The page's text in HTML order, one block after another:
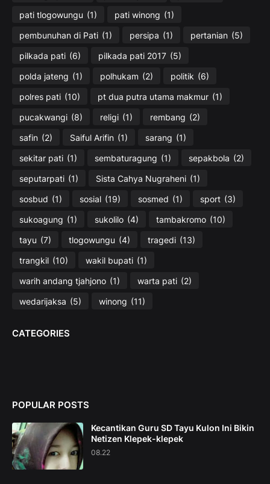
pati tlogowungu (1) pati winong (1)
pembunuhan di Pati (1) persipa (1) pertanian (5)
pilkada pati (6) pilkada pati 2017 (5)
polda jateng (1) polhukam (2) politik (6)
polres pati (10) pt dua putra utama makmur (1)
pucakwangi (8) religi (1) rembang (2)
safin (2) Saiful Arifin (1) sarang (1)
sekitar pati (1) sembaturagung (1) sepakbola (2)
seputarpati (1) Sista Cahya Nugraheni (1)
sosbud (1) sosial (19) sosmed (1) sport (3)
sukoagung (1) sukolilo (4) tambakromo (10)
tayu (7) tlogowungu (4) tragedi (13)
trangkil (10) wakil bupati (1)
warih andang tjahjono (1) warta pati (2)
wedarijaksa (5) winong (11)
CATEGORIES
POPULAR POSTS
Kecantikan Guru SD Tayu Kulon Ini Bikin
Netizen Klepek-klepek
08.22